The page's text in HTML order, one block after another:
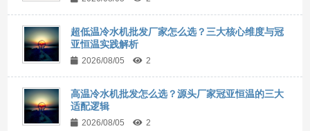
超低温冷水机批发厂家怎么选？三大核心维度与冠
亚恒温实践解析
2026/08/05 2
高温冷水机批发怎么选？源头厂家冠亚恒温的三大
适配逻辑
2026/08/05 2